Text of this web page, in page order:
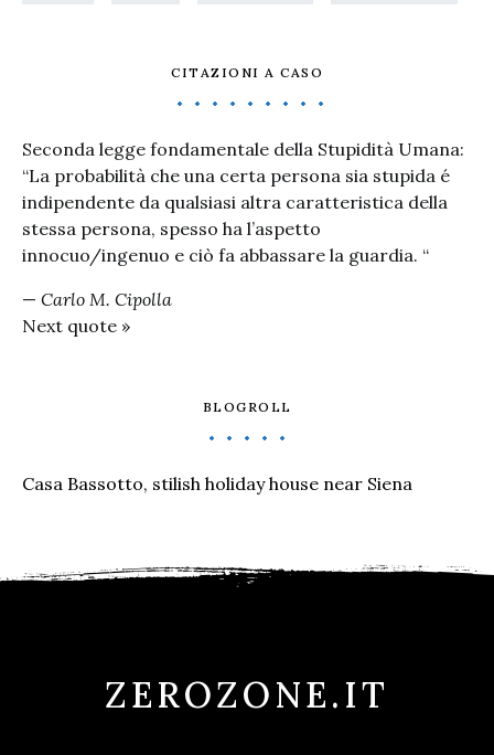
CITAZIONI A CASO
Seconda legge fondamentale della Stupidità Umana:
“La probabilità che una certa persona sia stupida é
indipendente da qualsiasi altra caratteristica della
stessa persona, spesso ha l’aspetto
innocuo/ingenuo e ciò fa abbassare la guardia. “
— Carlo M. Cipolla
Next quote »
BLOGROLL
Casa Bassotto, stilish holiday house near Siena
ZEROZONE.IT